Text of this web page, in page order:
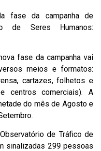
fase da campanha de
de Seres Humanos:
fase da campanha vai
meios e formatos:
cartazes, folhetos e
centros comerciais). A
do mês de Agosto e
de Tráfico de
sinalizadas 299 pessoas